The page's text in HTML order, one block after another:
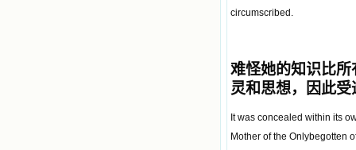
circumscribed.
难怪她的知识比
灵和思想，因此
It was concealed within its
Mother of the Onlybegotten